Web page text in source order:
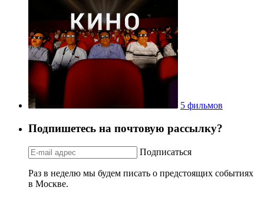
5 фильмов
Подпишетесь на почтовую рассылку?
Подписаться
Раз в неделю мы будем писать о предстоящих событиях
в Москве.